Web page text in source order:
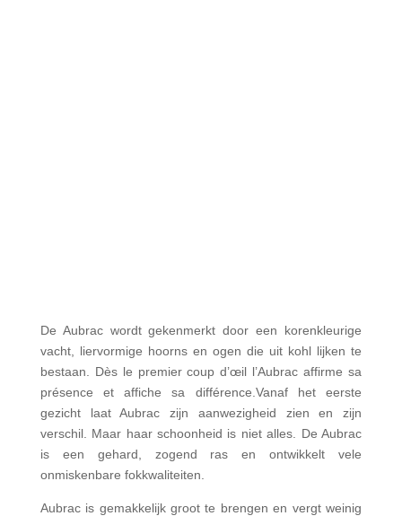
De Aubrac wordt gekenmerkt door een korenkleurige
vacht, liervormige hoorns en ogen die uit kohl lijken te
bestaan. Dès le premier coup d’œil l’Aubrac affirme sa
présence et affiche sa différence.Vanaf het eerste
gezicht laat Aubrac zijn aanwezigheid zien en zijn
verschil. Maar haar schoonheid is niet alles. De Aubrac
is een gehard, zogend ras en ontwikkelt vele
onmiskenbare fokkwaliteiten.
Aubrac is gemakkelijk groot te brengen en vergt weinig